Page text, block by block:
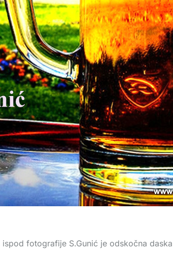
ispod fotografije S.Gunić je odskočna